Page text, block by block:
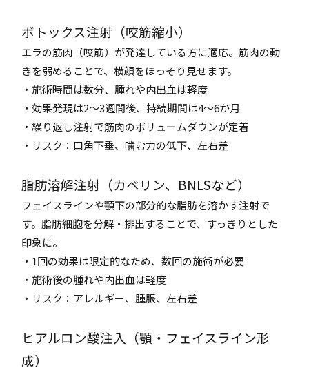
ボトックス注射（咬筋縮小）
エラの筋肉（咬筋）が発達している方に適応。筋肉の動
きを弱めることで、横顔をほっそり見せます。
・施術時間は数分、腫れや内出血は軽度
・効果発現は2～3週間後、持続期間は4～6か月
・繰り返し注射で筋肉のボリュームダウンが定着
・リスク：口角下垂、噛む力の低下、左右差
脂肪溶解注射（カベリン、BNLSなど）
フェイスラインや顎下の部分的な脂肪を溶かす注射で
す。脂肪細胞を分解・排出することで、すっきりとした
印象に。
・1回の効果は限定的なため、数回の施術が必要
・施術後の腫れや内出血は軽度
・リスク：アレルギー、腫脹、左右差
ヒアルロン酸注入（顎・フェイスライン形
成）